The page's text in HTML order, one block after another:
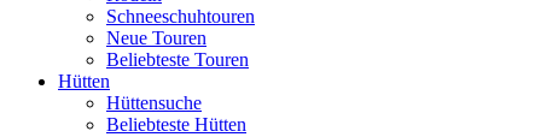
Schneeschuhtouren
Neue Touren
Beliebteste Touren
Hütten
Hüttensuche
Beliebteste Hütten